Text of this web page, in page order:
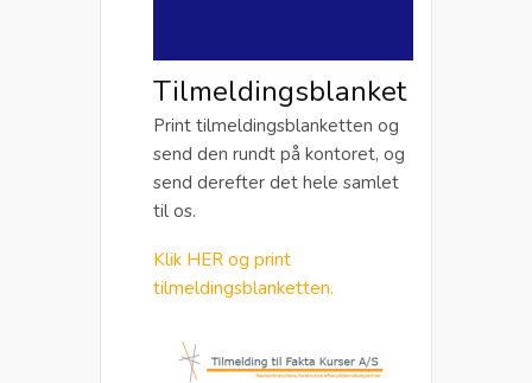
Tilmeldingsblanket
Print tilmeldingsblanketten og
send den rundt på kontoret, og
send derefter det hele samlet
til os.
Klik HER og print
tilmeldingsblanketten.